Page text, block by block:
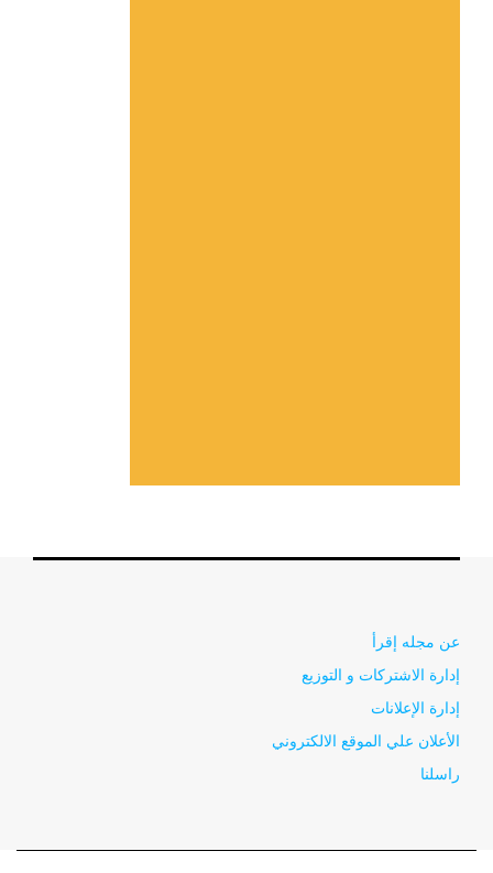
عن مجله إقرأ
إدارة الاشتركات و التوزيع
إدارة الإعلانات
الأعلان علي الموقع الالكتروني
راسلنا